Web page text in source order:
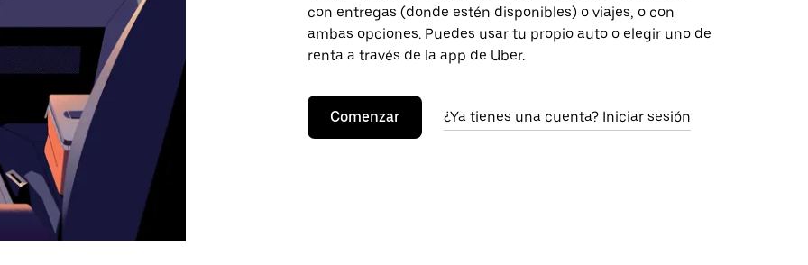
con entregas (donde estén disponibles) o viajes, o con
ambas opciones. Puedes usar tu propio auto o elegir uno de
renta a través de la app de Uber.
Comenzar ¿Ya tienes una cuenta? Iniciar sesión